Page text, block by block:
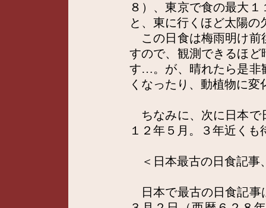
８）、東京で食の最大
と、東に行くほど太陽
この日食は梅雨明け前
すので、観測できるほ
す…。が、晴れたら是非
くなったり、動植物に
ちなみに、次に日本で
１２年５月。３年近く
＜日本最古の日食記事
日本で最古の日食記事